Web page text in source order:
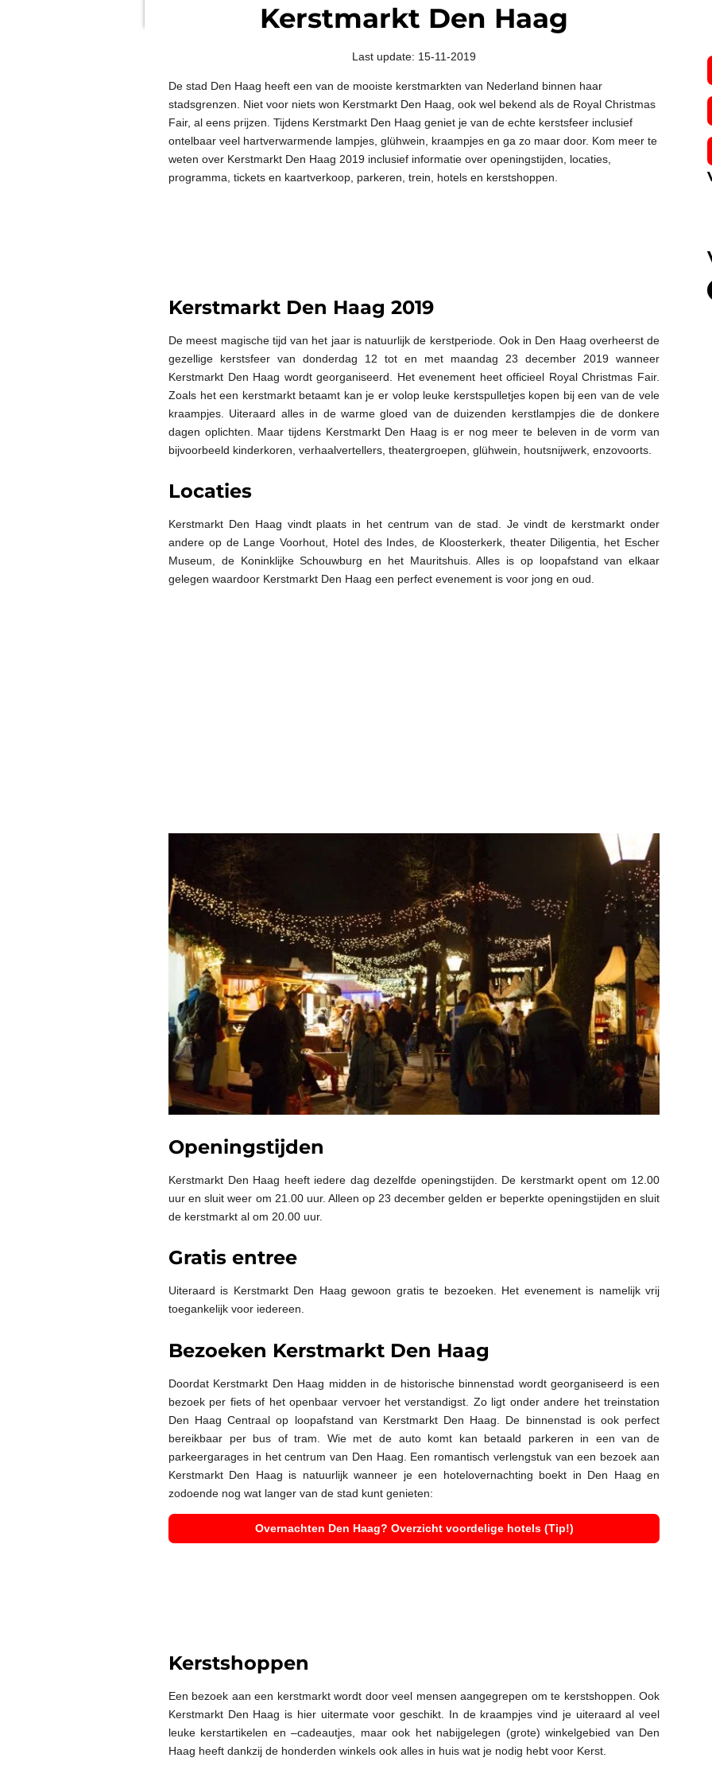
Kerstmarkt Den Haag
Last update: 15-11-2019
De stad Den Haag heeft een van de mooiste kerstmarkten van Nederland binnen haar
stadsgrenzen. Niet voor niets won Kerstmarkt Den Haag, ook wel bekend als de Royal Christmas
Fair, al eens prijzen. Tijdens Kerstmarkt Den Haag geniet je van de echte kerstsfeer inclusief
ontelbaar veel hartverwarmende lampjes, glühwein, kraampjes en ga zo maar door. Kom meer te
weten over Kerstmarkt Den Haag 2019 inclusief informatie over openingstijden, locaties,
programma, tickets en kaartverkoop, parkeren, trein, hotels en kerstshoppen.
Kerstmarkt Den Haag 2019
De meest magische tijd van het jaar is natuurlijk de kerstperiode. Ook in Den Haag overheerst de
gezellige kerstsfeer van donderdag 12 tot en met maandag 23 december 2019 wanneer
Kerstmarkt Den Haag wordt georganiseerd. Het evenement heet officieel Royal Christmas Fair.
Zoals het een kerstmarkt betaamt kan je er volop leuke kerstspulletjes kopen bij een van de vele
kraampjes. Uiteraard alles in de warme gloed van de duizenden kerstlampjes die de donkere
dagen oplichten. Maar tijdens Kerstmarkt Den Haag is er nog meer te beleven in de vorm van
bijvoorbeeld kinderkoren, verhaalvertellers, theatergroepen, glühwein, houtsnijwerk, enzovoorts.
Locaties
Kerstmarkt Den Haag vindt plaats in het centrum van de stad. Je vindt de kerstmarkt onder
andere op de Lange Voorhout, Hotel des Indes, de Kloosterkerk, theater Diligentia, het Escher
Museum, de Koninklijke Schouwburg en het Mauritshuis. Alles is op loopafstand van elkaar
gelegen waardoor Kerstmarkt Den Haag een perfect evenement is voor jong en oud.
Openingstijden
Kerstmarkt Den Haag heeft iedere dag dezelfde openingstijden. De kerstmarkt opent om 12.00
uur en sluit weer om 21.00 uur. Alleen op 23 december gelden er beperkte openingstijden en sluit
de kerstmarkt al om 20.00 uur.
Gratis entree
Uiteraard is Kerstmarkt Den Haag gewoon gratis te bezoeken. Het evenement is namelijk vrij
toegankelijk voor iedereen.
Bezoeken Kerstmarkt Den Haag
Doordat Kerstmarkt Den Haag midden in de historische binnenstad wordt georganiseerd is een
bezoek per fiets of het openbaar vervoer het verstandigst. Zo ligt onder andere het treinstation
Den Haag Centraal op loopafstand van Kerstmarkt Den Haag. De binnenstad is ook perfect
bereikbaar per bus of tram. Wie met de auto komt kan betaald parkeren in een van de
parkeergarages in het centrum van Den Haag. Een romantisch verlengstuk van een bezoek aan
Kerstmarkt Den Haag is natuurlijk wanneer je een hotelovernachting boekt in Den Haag en
zodoende nog wat langer van de stad kunt genieten:
Overnachten Den Haag? Overzicht voordelige hotels (Tip!)
Kerstshoppen
Een bezoek aan een kerstmarkt wordt door veel mensen aangegrepen om te kerstshoppen. Ook
Kerstmarkt Den Haag is hier uitermate voor geschikt. In de kraampjes vind je uiteraard al veel
leuke kerstartikelen en –cadeautjes, maar ook het nabijgelegen (grote) winkelgebied van Den
Haag heeft dankzij de honderden winkels ook alles in huis wat je nodig hebt voor Kerst.